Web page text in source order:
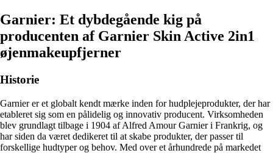
Garnier: Et dybdegående kig på
producenten af Garnier Skin Active 2in1
øjenmakeupfjerner
Historie
Garnier er et globalt kendt mærke inden for hudplejeprodukter, der har
etableret sig som en pålidelig og innovativ producent. Virksomheden
blev grundlagt tilbage i 1904 af Alfred Amour Garnier i Frankrig, og
har siden da været dedikeret til at skabe produkter, der passer til
forskellige hudtyper og behov. Med over et århundrede på markedet